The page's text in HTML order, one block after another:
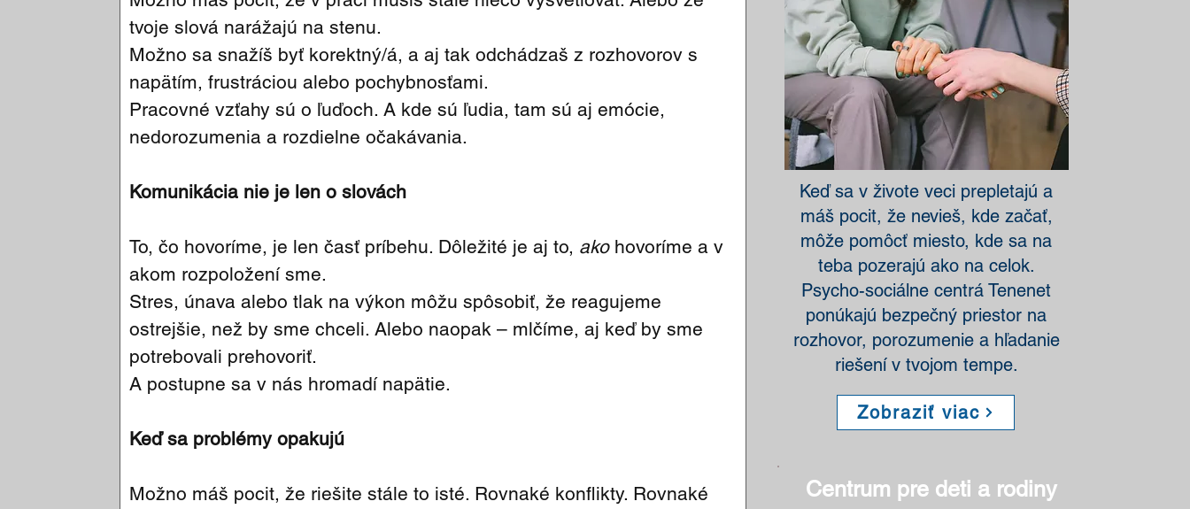
tvoje slová narážajú na stenu.
Možno sa snažíš byť korektný/á, a aj tak odchádzaš z rozhovorov s
napätím, frustráciou alebo pochybnosťami.
Pracovné vzťahy sú o ľuďoch. A kde sú ľudia, tam sú aj emócie,
nedorozumenia a rozdielne očakávania.
Komunikácia nie je len o slovách
To, čo hovoríme, je len časť príbehu. Dôležité je aj to, ako hovoríme a v
akom rozpoložení sme.
Stres, únava alebo tlak na výkon môžu spôsobiť, že reagujeme
ostrejšie, než by sme chceli. Alebo naopak – mlčíme, aj keď by sme
potrebovali prehovoriť.
A postupne sa v nás hromadí napätie.
Keď sa problémy opakujú
Možno máš pocit, že riešite stále to isté. Rovnaké konflikty. Rovnaké
Keď sa v živote veci prepletajú a
máš pocit, že nevieš, kde začať,
môže pomôcť miesto, kde sa na
teba pozerajú ako na celok.
Psycho-sociálne centrá Tenenet
ponúkajú bezpečný priestor na
rozhovor, porozumenie a hľadanie
riešení v tvojom tempe.
Zobraziť viac
Centrum pre deti a rodiny